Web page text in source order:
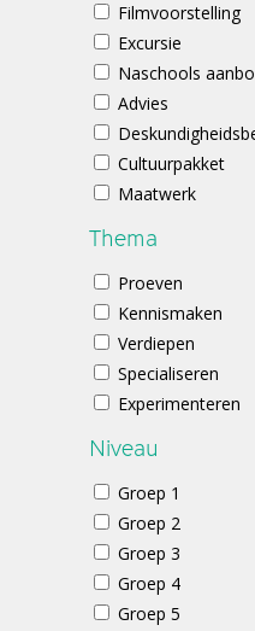
Filmvoorstelling
Excursie
Naschools
Advies
Cultuurpakket
Maatwerk
Thema
Proeven
Kennismaken
Verdiepen
Specialiseren
Experimenteren
Niveau
Groep 1
Groep 2
Groep 3
Groep 4
Groep 5